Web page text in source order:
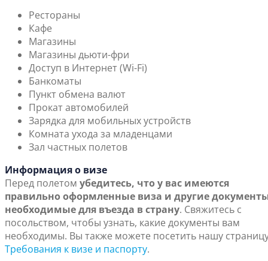
Рестораны
Кафе
Магазины
Магазины дьюти-фри
Доступ в Интернет (Wi-Fi)
Банкоматы
Пункт обмена валют
Прокат автомобилей
Зарядка для мобильных устройств
Комната ухода за младенцами
Зал частных полетов
Информация о визе
Перед полетом убедитесь, что у вас имеются
правильно оформленные виза и другие
необходимые для въезда в страну. Свяжитесь с
посольством, чтобы узнать, какие документы вам
необходимы. Вы также можете посетить нашу
Требования к визе и паспорту.